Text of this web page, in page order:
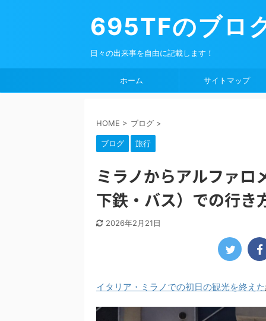
695TFのブロ
日々の出来事を自由に記載します！
ホーム サイトマップ
HOME > ブログ >
ブログ 旅行
ミラノからアルファロ
下鉄・バス）での行き
2026年2月21日
イタリア・ミラノでの初日の観光を終えた